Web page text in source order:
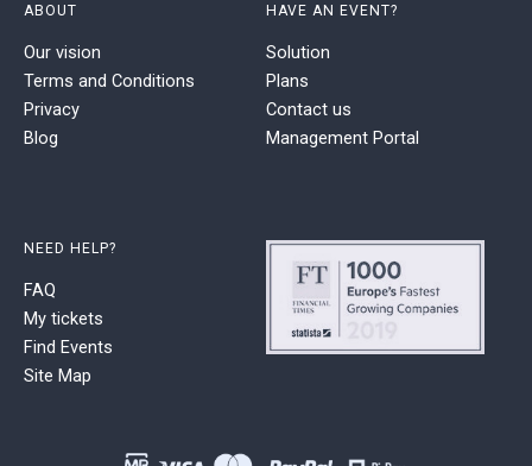
ABOUT
Our vision
Terms and Conditions
Privacy
Blog
HAVE AN EVENT?
Solution
Plans
Contact us
Management Portal
NEED HELP?
FAQ
My tickets
Find Events
Site Map